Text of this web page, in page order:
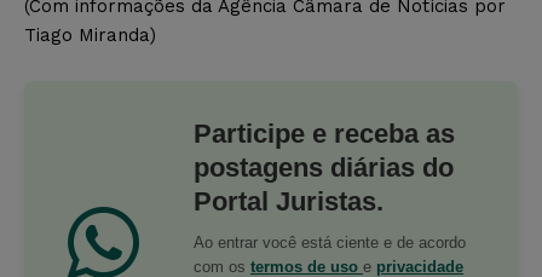
(Com informações da Agência Câmara de Notícias por
Tiago Miranda)
Participe e receba as
postagens diárias do
Portal Juristas.
Ao entrar você está ciente e de acordo
com os termos de uso e privacidade